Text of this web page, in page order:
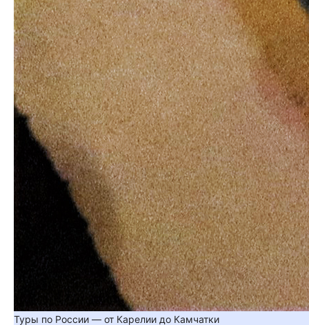
Туры по России — от Карелии до Камчатки